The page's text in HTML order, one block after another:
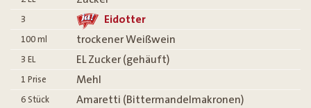
3 Eidotter
100 ml trockener Weißwein
3 EL EL Zucker (gehäuft)
1 Prise Mehl
6 Stück Amaretti (Bittermandelmakronen)